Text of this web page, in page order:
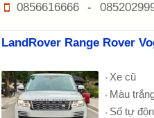
0856616666
-
LandRover Range Rover
Xe cũ
Màu
Số tự